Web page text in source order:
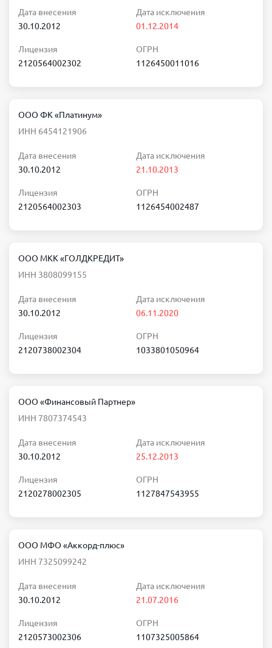
Дата внесения
30.10.2012
Дата исключения
01.12.2014
Лицензия
2120564002302
ОГРН
1126450011016
ООО ФК «Платинум»
ИНН 6454121906
Дата внесения
30.10.2012
Дата исключения
21.10.2013
Лицензия
2120564002303
ОГРН
1126454002487
ООО МКК «ГОЛДКРЕДИТ»
ИНН 3808099155
Дата внесения
30.10.2012
Дата исключения
06.11.2020
Лицензия
2120738002304
ОГРН
1033801050964
ООО «Финансовый Партнер»
ИНН 7807374543
Дата внесения
30.10.2012
Дата исключения
25.12.2013
Лицензия
2120278002305
ОГРН
1127847543955
ООО МФО «Аккорд-плюс»
ИНН 7325099242
Дата внесения
30.10.2012
Дата исключения
21.07.2016
Лицензия
2120573002306
ОГРН
1107325005864